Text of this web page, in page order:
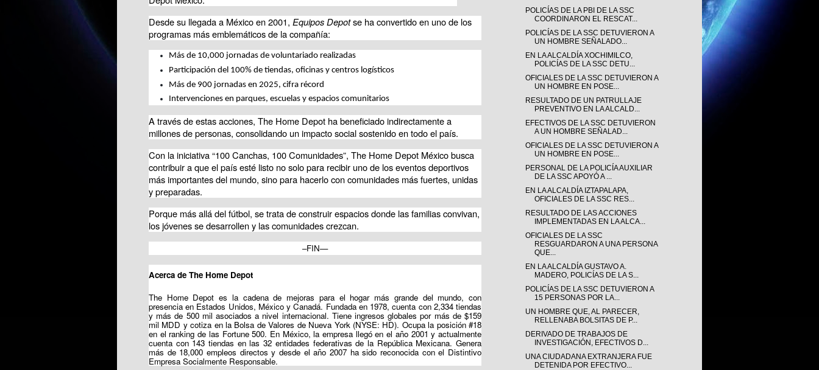
Desde su llegada a México en 2001, Equipos Depot se ha convertido en uno de los
programas más emblemáticos de la compañía:
Más de 10,000 jornadas de voluntariado realizadas
Participación del 100% de tiendas, oficinas y centros logísticos
Más de 900 jornadas en 2025, cifra récord
Intervenciones en parques, escuelas y espacios comunitarios
A través de estas acciones, The Home Depot ha beneficiado indirectamente a
millones de personas, consolidando un impacto social sostenido en todo el país.
Con la iniciativa “100 Canchas, 100 Comunidades”, The Home Depot México busca
contribuir a que el país esté listo no solo para recibir uno de los eventos deportivos
más importantes del mundo, sino para hacerlo con comunidades más fuertes, unidas
y preparadas.
Porque más allá del fútbol, se trata de construir espacios donde las familias convivan,
los jóvenes se desarrollen y las comunidades crezcan.
–FIN—
Acerca de The Home Depot
The Home Depot es la cadena de mejoras para el hogar más grande del mundo, con
presencia en Estados Unidos, México y Canadá. Fundada en 1978, cuenta con 2,334 tiendas
y más de 500 mil asociados a nivel internacional. Tiene ingresos globales por más de $159
mil MDD y cotiza en la Bolsa de Valores de Nueva York (NYSE: HD). Ocupa la posición #18
en el ranking de las Fortune 500. En México, la empresa llegó en el año 2001 y actualmente
cuenta con 143 tiendas en las 32 entidades federativas de la República Mexicana. Genera
más de 18,000 empleos directos y desde el año 2007 ha sido reconocida con el Distintivo
Empresa Socialmente Responsable.
POLICÍAS DE LA PBI DE LA SSC
COORDINARON EL RESCAT...
POLICÍAS DE LA SSC DETUVIERON A
UN HOMBRE SEÑALADO...
EN LA ALCALDÍA XOCHIMILCO,
POLICÍAS DE LA SSC DETU...
OFICIALES DE LA SSC DETUVIERON A
UN HOMBRE EN POSE...
RESULTADO DE UN PATRULLAJE
PREVENTIVO EN LA ALCALD...
EFECTIVOS DE LA SSC DETUVIERON
A UN HOMBRE SEÑALAD...
OFICIALES DE LA SSC DETUVIERON A
UN HOMBRE EN POSE...
PERSONAL DE LA POLICÍA AUXILIAR
DE LA SSC APOYÓ A ...
EN LA ALCALDÍA IZTAPALAPA,
OFICIALES DE LA SSC RES...
RESULTADO DE LAS ACCIONES
IMPLEMENTADAS EN LA ALCA...
OFICIALES DE LA SSC
RESGUARDARON A UNA PERSONA
QUE...
EN LA ALCALDÍA GUSTAVO A.
MADERO, POLICÍAS DE LA S...
POLICÍAS DE LA SSC DETUVIERON A
15 PERSONAS POR LA...
UN HOMBRE QUE, AL PARECER,
RELLENABA BOLSITAS DE P...
DERIVADO DE TRABAJOS DE
INVESTIGACIÓN, EFECTIVOS D...
UNA CIUDADANA EXTRANJERA FUE
DETENIDA POR EFECTIVO...